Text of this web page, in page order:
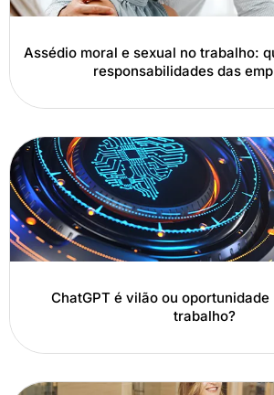
Assédio moral e sexual no trabalho:
responsabilidades das
ChatGPT é vilão ou oportunidade
trabalho?